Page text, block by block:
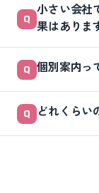
てリスト抽出や案内
の知識は要りません
という順番がおすす
小さい会社
果はありま
加者を1か所に集め
が溜まるほどAIの精
来への投資になりま
個別案内っ
なら自然に受け取ら
不快感を与えます。
どれくらい